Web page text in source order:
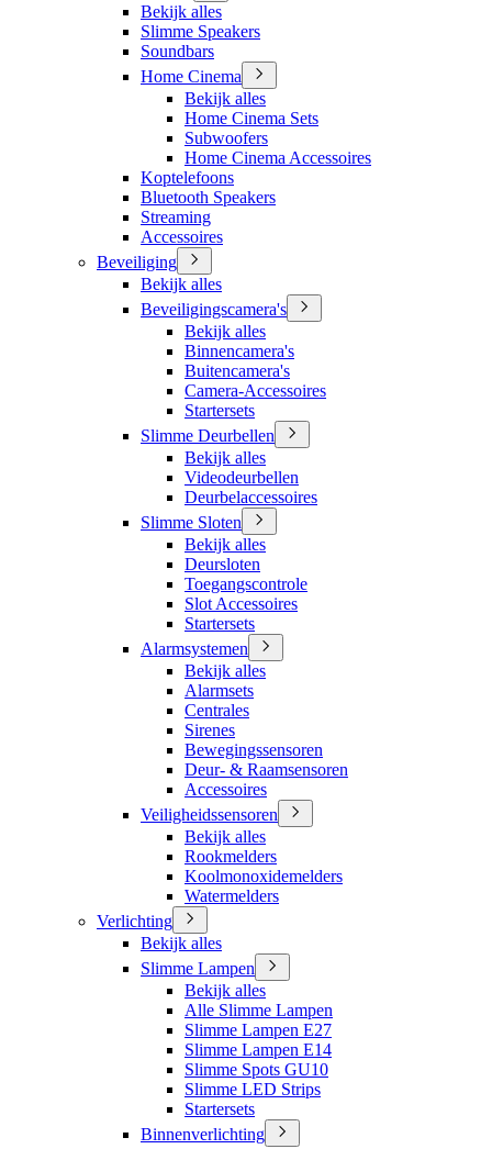
Bekijk alles
Slimme Speakers
Soundbars
Home Cinema
Bekijk alles
Home Cinema Sets
Subwoofers
Home Cinema Accessoires
Koptelefoons
Bluetooth Speakers
Streaming
Accessoires
Beveiliging
Bekijk alles
Beveiligingscamera's
Bekijk alles
Binnencamera's
Buitencamera's
Camera-Accessoires
Startersets
Slimme Deurbellen
Bekijk alles
Videodeurbellen
Deurbelaccessoires
Slimme Sloten
Bekijk alles
Deursloten
Toegangscontrole
Slot Accessoires
Startersets
Alarmsystemen
Bekijk alles
Alarmsets
Centrales
Sirenes
Bewegingssensoren
Deur- & Raamsensoren
Accessoires
Veiligheidssensoren
Bekijk alles
Rookmelders
Koolmonoxidemelders
Watermelders
Verlichting
Bekijk alles
Slimme Lampen
Bekijk alles
Alle Slimme Lampen
Slimme Lampen E27
Slimme Lampen E14
Slimme Spots GU10
Slimme LED Strips
Startersets
Binnenverlichting